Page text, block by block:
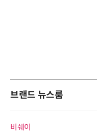
브랜드 뉴스룸
비쉐이